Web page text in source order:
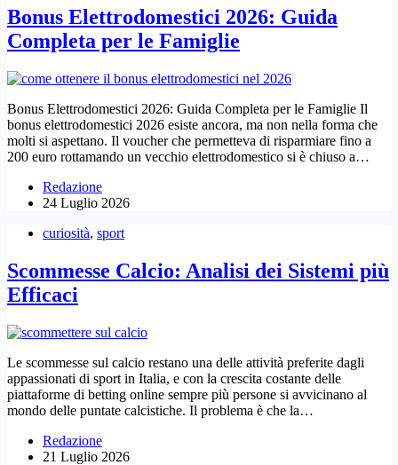
Bonus Elettrodomestici 2026: Guida
Completa per le Famiglie
Bonus Elettrodomestici 2026: Guida Completa per le Famiglie Il
bonus elettrodomestici 2026 esiste ancora, ma non nella forma che
molti si aspettano. Il voucher che permetteva di risparmiare fino a
200 euro rottamando un vecchio elettrodomestico si è chiuso a…
Redazione
24 Luglio 2026
curiosità, sport
Scommesse Calcio: Analisi dei Sistemi più
Efficaci
Le scommesse sul calcio restano una delle attività preferite dagli
appassionati di sport in Italia, e con la crescita costante delle
piattaforme di betting online sempre più persone si avvicinano al
mondo delle puntate calcistiche. Il problema è che la…
Redazione
21 Luglio 2026